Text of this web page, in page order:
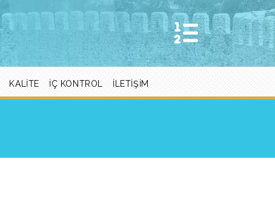
KALITE İÇ KONTROL İLETIŞIM